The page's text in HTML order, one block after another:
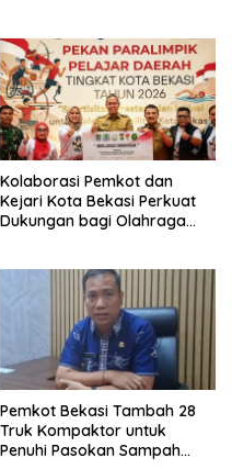
Kolaborasi Pemkot dan
Kejari Kota Bekasi Perkuat
Dukungan bagi Olahraga
Pemkot Bekasi Tambah 28
Truk Kompaktor untuk
Penuhi Pasokan Sampah